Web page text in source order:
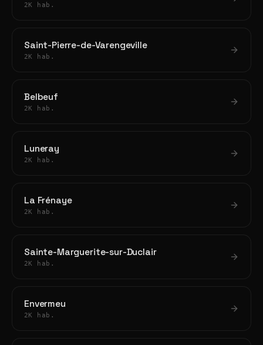
2K hab.
Saint-Pierre-de-Varengeville
2K hab.
Belbeuf
2K hab.
Luneray
2K hab.
La Frénaye
2K hab.
Sainte-Marguerite-sur-Duclair
2K hab.
Envermeu
2K hab.